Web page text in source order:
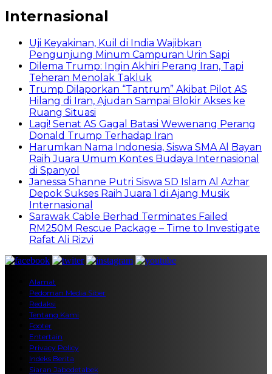
Internasional
Uji Keyakinan, Kuil di India Wajibkan
Pengunjung Minum Campuran Urin Sapi
Dilema Trump: Ingin Akhiri Perang Iran, Tapi
Teheran Menolak Takluk
Trump Dilaporkan “Tantrum” Akibat Pilot AS
Hilang di Iran, Ajudan Sampai Blokir Akses ke
Ruang Situasi
Lagi! Senat AS Gagal Batasi Wewenang Perang
Donald Trump Terhadap Iran
Harumkan Nama Indonesia, Siswa SMA Al Bayan
Raih Juara Umum Kontes Budaya Internasional
di Spanyol
Janessa Shanne Putri Siswa SD Islam Al Azhar
Depok Sukses Raih Juara 1 di Ajang Musik
Internasional
Sarawak Cable Berhad Terminates Failed
RM250M Rescue Package – Time to Investigate
Rafat Ali Rizvi
Alamat
Pedoman Media Siber
Redaksi
Tentang Kami
Footer
Entertain
Privacy Policy
Indeks Berita
Siaran Jabodetabek